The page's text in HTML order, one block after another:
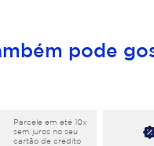
pode
Parcele em eté 10x
sem juros no seu
cartão de crédito